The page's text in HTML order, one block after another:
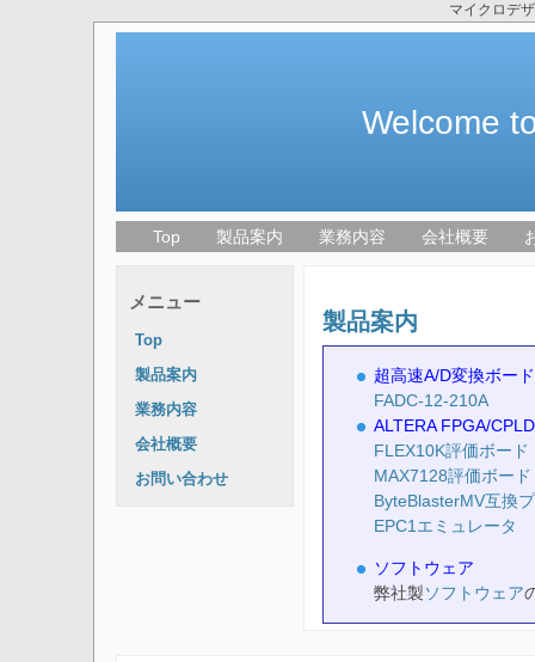
マイクロデ
Welcome
Top 製品案内 業務内容 会社概要
製品案内
超高速A/D変換ボード
FADC-12-210A
ALTERA FPGA/
FLEX10K評価ボード
MAX7128評価ボード
ByteBlasterMV互換
EPC1エミュレータ
ソフトウェア
弊社製ソフトウェア
メニュー
Top
製品案内
業務内容
会社概要
お問い合わせ